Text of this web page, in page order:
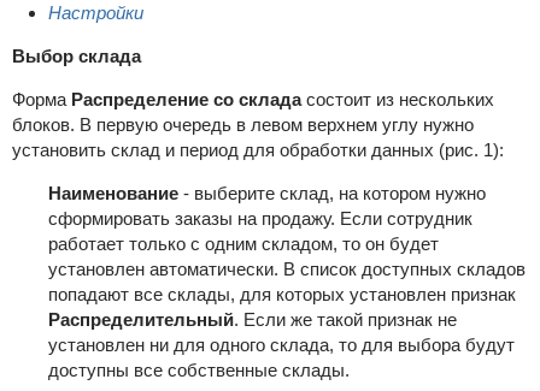
Настройки
Выбор склада
Форма Распределение со складасостоит из нескольких
блоков. В первую очередь в левом верхнем углу нужно
установить склад и период для обработки данных (рис. 1):
Наименование - выберите склад, на котором нужно
сформировать заказы на продажу. Если сотрудник
работает только с одним складом, то он будет
установлен автоматически. В список доступных складов
попадают все склады, для которых установлен признак
Распределительный. Если же такой признак не
установлен ни для одного склада, то для выбора будут
доступны все собственные склады.